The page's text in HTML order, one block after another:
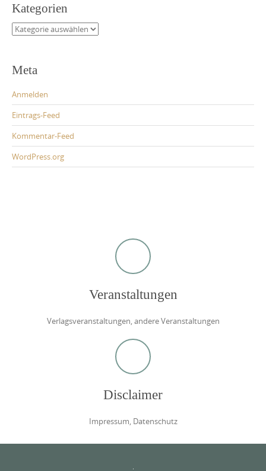
Kategorien
Kategorien
Meta
Anmelden
Eintrags-Feed
Kommentar-Feed
WordPress.org
Veranstaltungen
Verlagsveranstaltungen, andere Veranstaltungen
Disclaimer
Impressum, Datenschutz